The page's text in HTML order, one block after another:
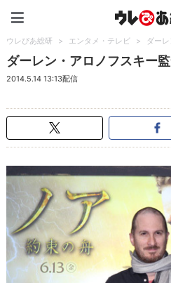
ウレぴあ総研 > エンタメ・テレビ > ダー
ダーレン・アロノフスキー
2014.5.14 13:13配信